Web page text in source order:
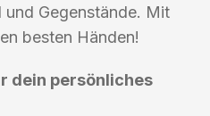
Gegenstände. Mit
besten Händen!
dein persönliches